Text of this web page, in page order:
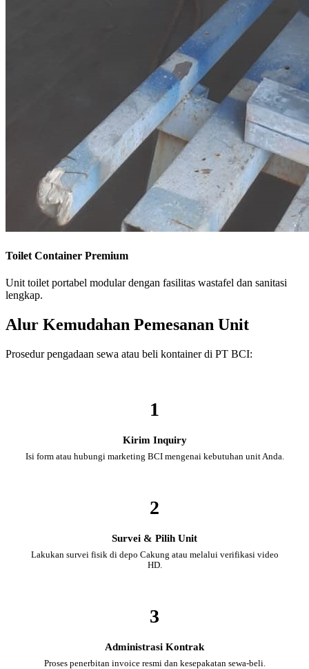
Toilet Container Premium
Unit toilet portabel modular dengan fasilitas wastafel dan sanitasi
lengkap.
Alur Kemudahan Pemesanan Unit
Prosedur pengadaan sewa atau beli kontainer di PT BCI:
1
Kirim Inquiry
Isi form atau hubungi marketing BCI mengenai kebutuhan unit Anda.
2
Survei & Pilih Unit
Lakukan survei fisik di depo Cakung atau melalui verifikasi video
HD.
3
Administrasi Kontrak
Proses penerbitan invoice resmi dan kesepakatan sewa-beli.